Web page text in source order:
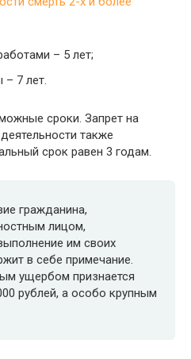
– 5 лет;
7 лет.
сроки. Запрет на
также
срок равен 3 годам.
гражданина,
лицом,
им своих
в себе примечание.
ущербом признается
рублей, а особо крупным